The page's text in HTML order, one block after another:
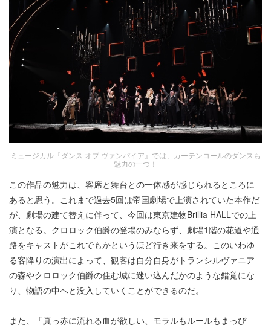
ミュージカル『ダンス オブ ヴァンパイア』では、カーテンコールのダンスも
魅力の一つ！
この作品の魅力は、客席と舞台との一体感が感じられるところに
あると思う。これまで過去5回は帝国劇場で上演されていた本作だ
が、劇場の建て替えに伴って、今回は東京建物Brillia HALLでの上
演となる。クロロック伯爵の登場のみならず、劇場1階の花道や通
路をキャストがこれでもかというほど行き来をする。このいわゆ
る客降りの演出によって、観客は自分自身がトランシルヴァニア
の森やクロロック伯爵の住む城に迷い込んだかのような錯覚にな
り、物語の中へと没入していくことができるのだ。
また、「真っ赤に流れる血が欲しい、モラルもルールもまっぴ